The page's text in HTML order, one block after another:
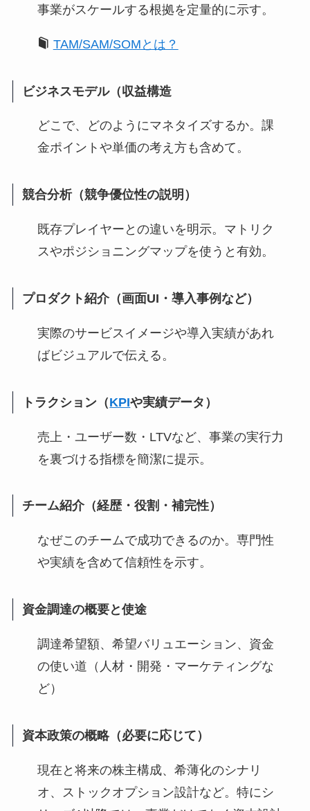
事業がスケールする根拠を定量的に示す。
TAM/SAM/SOMとは？
ビジネスモデル（収益構造
どこで、どのようにマネタイズするか。課
金ポイントや単価の考え方も含めて。
競合分析（競争優位性の説明）
既存プレイヤーとの違いを明示。マトリク
スやポジショニングマップを使うと有効。
プロダクト紹介（画面UI・導入事例など）
実際のサービスイメージや導入実績があれ
ばビジュアルで伝える。
トラクション（KPIや実績データ）
売上・ユーザー数・LTVなど、事業の実行力
を裏づける指標を簡潔に提示。
チーム紹介（経歴・役割・補完性）
なぜこのチームで成功できるのか。専門性
や実績を含めて信頼性を示す。
資金調達の概要と使途
調達希望額、希望バリュエーション、資金
の使い道（人材・開発・マーケティングな
ど）
資本政策の概略（必要に応じて）
現在と将来の株主構成、希薄化のシナリ
オ、ストックオプション設計など。特にシ